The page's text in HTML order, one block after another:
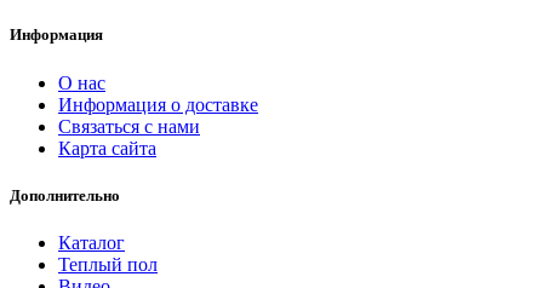
Информация
О нас
Информация о доставке
Связаться с нами
Карта сайта
Дополнительно
Каталог
Теплый пол